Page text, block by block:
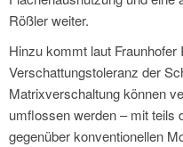
Rößler weiter.
Hinzu kommt laut Fraunhofer
Verschattungstoleranz der
Matrixverschaltung können
umflossen werden – mit teils
gegenüber konventionellen